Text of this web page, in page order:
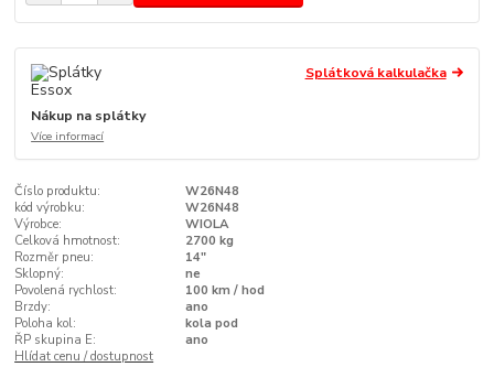
Splátková kalkulačka
Nákup na splátky
Více informací
Číslo produktu:
W26N48
kód výrobku:
W26N48
Výrobce:
WIOLA
Celková hmotnost:
2700 kg
Rozměr pneu:
14"
Sklopný:
ne
Povolená rychlost:
100 km / hod
Brzdy:
ano
Poloha kol:
kola pod
ŘP skupina E:
ano
Hlídat cenu / dostupnost